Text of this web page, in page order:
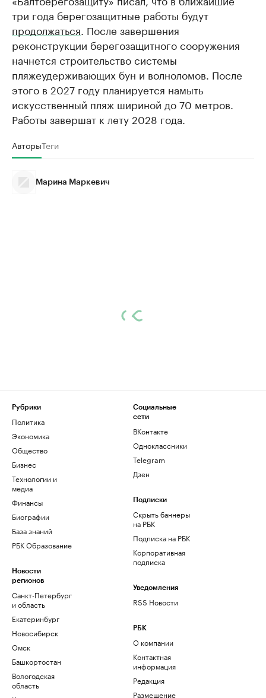
три года берегозащитные работы будут
продолжаться . После завершения
реконструкции берегозащитного сооружения
начнется строительство системы
пляжеудерживающих бун и волноломов. После
этого в 2027 году планируется намыть
искусственный пляж шириной до 70 метров.
Работы завершат к лету 2028 года.
АвторыТеги
Марина Маркевич
Рубрики
Политика
Экономика
Общество
Бизнес
Технологии и
медиа
Финансы
Биографии
База знаний
РБК Образование
Новости
регионов
Санкт-Петербург
и область
Екатеринбург
Новосибирск
Омск
Башкортостан
Вологодская
область
Социальные
сети
ВКонтакте
Одноклассники
Telegram
Дзен
Подписки
Скрыть баннеры
на РБК
Подписка на РБК
Корпоративная
подписка
Уведомления
RSS Новости
РБК
О компании
Контактная
информация
Редакция
Размещение